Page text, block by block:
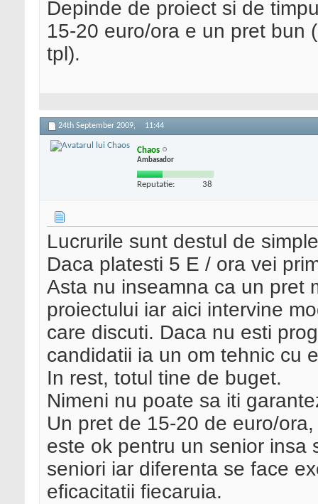
Depinde de proiect si de
15-20 euro/ora e un pret bun
tpl).
24th September 2009, 11:44
Chaos
Ambasador
Reputatie: 38
Lucrurile sunt destul de
Daca platesti 5 E / ora vei
Asta nu inseamna ca un pret
proiectului iar aici intervine
care discuti. Daca nu esti
candidatii ia un om tehnic cu
In rest, totul tine de buget.
Nimeni nu poate sa iti
Un pret de 15-20 de euro/
este ok pentru un senior insa
seniori iar diferenta se face
eficacitatii fiecaruia.